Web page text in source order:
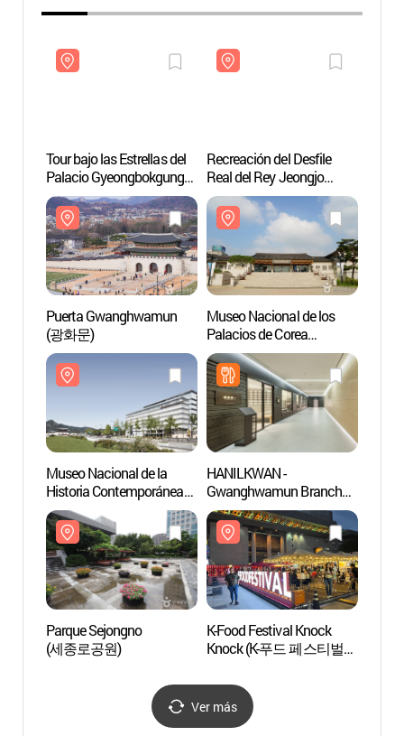
Tour bajo las Estrellas del
Palacio Gyeongbokgung
(경복궁 별빛야행)
Recreación del Desfile
Real del Rey Jeongjo
(정조대왕 능행차
공동재현)
Puerta Gwanghwamun
(광화문)
Museo Nacional de los
Palacios de Corea
(국립고궁박물관)
Museo Nacional de la
Historia Contemporánea
de Corea
(대한민국역사박물관)
HANILKWAN -
Gwanghwamun Branch
(한일관 광화문)
Parque Sejongno
(세종로공원)
K-Food Festival Knock
Knock (K-푸드 페스티벌
Ver más